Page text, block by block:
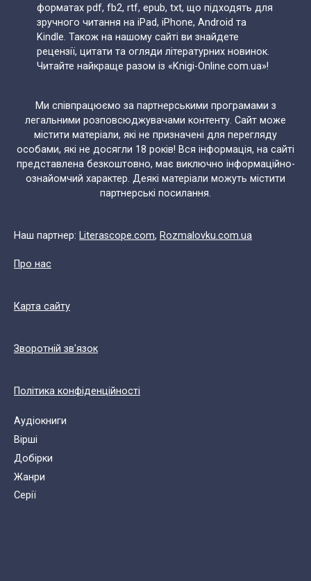
форматах pdf, fb2, rtf, epub, txt, що підходять для
зручного читання на iPad, iPhone, Android та
Kindle. Також на нашому сайті ви знайдете
рецензії, цитати та огляди літературних новинок.
Читайте найкраще разом із «Knigi-Online.com.ua»!
Ми співпрацюємо за партнерськими програмами з
легальними розповсюджувачами контенту. Сайт може
містити матеріали, які не призначені для перегляду
особами, які не досягли 18 років! Вся інформація, на сайті
представлена безкоштовно, має виключно інформаційно-
ознайомчий характер. Деякі матеріали можуть містити
партнерські посилання.
Наш партнер: Literascope.com, Rozmalovku.com.ua
Про нас
Карта сайту
Зворотній зв'язок
Політика конфіденційності
Аудіокниги
Вірші
Добірки
Жанри
Cерії